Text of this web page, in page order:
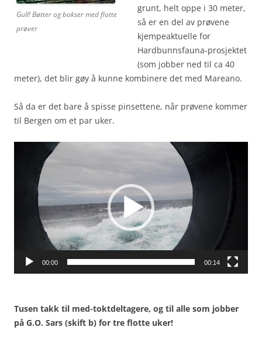
Gull! Bøtter og bokser med flotte
prøver
grunt, helt oppe i 30 meter,
så er en del av prøvene
kjempeaktuelle for
Hardbunnsfauna-prosjektet
(som jobber ned til ca 40
meter), det blir gøy å kunne kombinere det med Mareano.
Så da er det bare å spisse pinsettene, når prøvene kommer
til Bergen om et par uker.
00:00 00:14
Tusen takk til med-toktdeltagere, og til alle som jobber
på G.O. Sars (skift b) for tre flotte uker!